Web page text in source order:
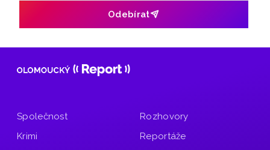
Odebírat
Společnost
Krimi
Rozhovory
Reportáže